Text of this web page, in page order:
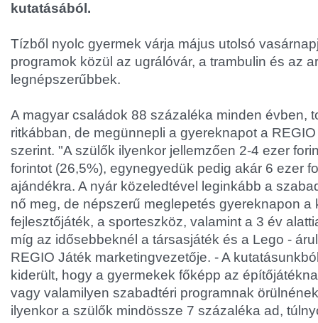
kutatásából.
Tízből nyolc gyermek várja május utolsó
programok közül az ugrálóvár, a trambulin és az
legnépszerűbbek.
A magyar családok 88 százaléka minden évben,
ritkábban, de megünnepli a gyereknapot a
szerint. "A szülők ilyenkor jellemzően 2-4 ezer
forintot (26,5%), egynegyedük pedig akár 6 ezer
ajándékra. A nyár közeledtével leginkább a
nő meg, de népszerű meglepetés gyereknapon a
fejlesztőjáték, a sporteszköz, valamint a 3 év
míg az idősebbeknél a társasjáték és a Lego -
REGIO Játék marketingvezetője. - A
kiderült, hogy a gyermekek főképp az
vagy valamilyen szabadtéri programnak
ilyenkor a szülők mindössze 7 százaléka ad,